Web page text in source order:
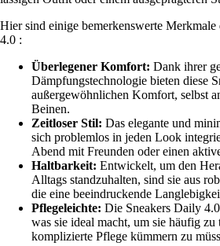
Hier sind einige bemerkenswerte Merkmale
4.0 :
Überlegener Komfort: Dank ihrer
Dämpfungstechnologie bieten diese
außergewöhnlichen Komfort, selbst
Beinen.
Zeitloser Stil: Das elegante und
sich problemlos in jeden Look
Abend mit Freunden oder einen
Haltbarkeit: Entwickelt, um den
Alltags standzuhalten, sind sie aus
die eine beeindruckende
Pflegeleichte: Die Sneakers Daily
was sie ideal macht, um sie häufig zu
komplizierte Pflege kümmern zu